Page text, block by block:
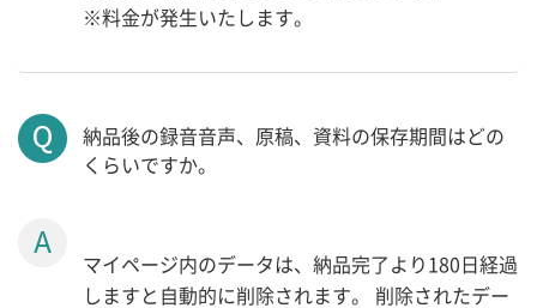
※料金が発生いたします。
納品後の録音音声、原稿、資料の保存期間はどの
くらいですか。
マイページ内のデータは、納品完了より180日経過
しますと自動的に削除されます。 削除されたデー